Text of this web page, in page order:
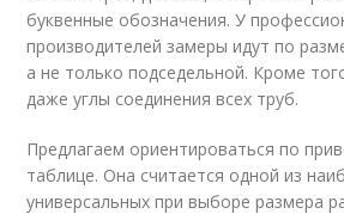
буквенные обозначения. У
производителей замеры идут по
а не только подседельной. Кроме
даже углы соединения всех труб.
Предлагаем ориентироваться по
таблице. Она считается одной из
универсальных при выборе размера